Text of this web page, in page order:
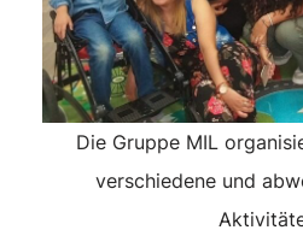
Die Gruppe MIL
verschiedene und